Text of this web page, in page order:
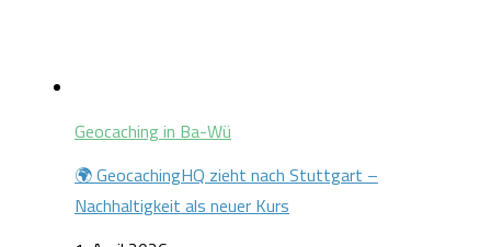
Geocaching in Ba-Wü
🌍 GeocachingHQ zieht nach Stuttgart –
Nachhaltigkeit als neuer Kurs